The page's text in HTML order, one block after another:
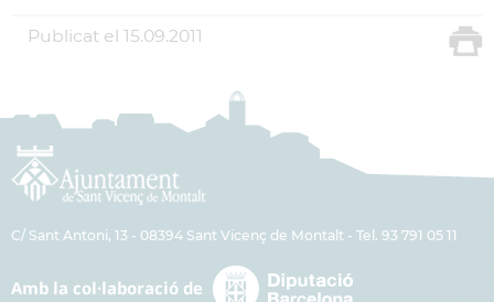
Publicat el 15.09.2011
C/ Sant Antoni, 13 - 08394 Sant Vicenç de Montalt - Tel. 93 791 05 11